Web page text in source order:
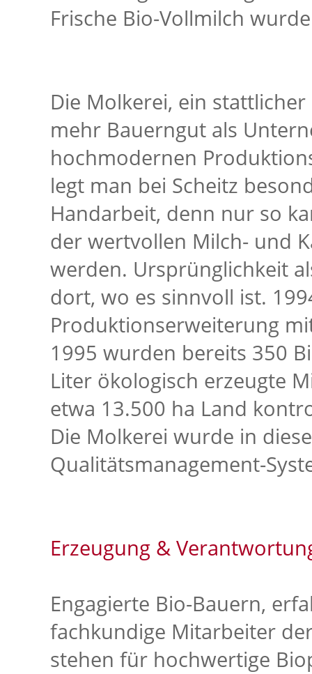
Frische Bio-Vollmilch
Die Molkerei, ein
mehr Bauerngut als
hochmodernen
legt man bei Scheitz
Handarbeit, denn nur so
der wertvollen Milch- und
werden. Ursprünglichkeit
dort, wo es sinnvoll ist.
Produktionserweiterung
1995 wurden bereits 350
Liter ökologisch erzeugte
etwa 13.500 ha Land
Die Molkerei wurde in
Qualitätsmanagement-
Erzeugung &
Engagierte Bio-Bauern,
fachkundige Mitarbeiter
stehen für hochwertige